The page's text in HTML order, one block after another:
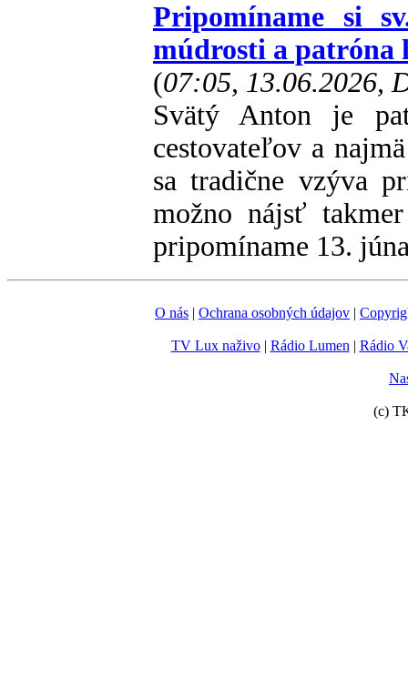
Pripomíname si
múdrosti a patróna
(07:05, 13.06.2026,
Svätý Anton je
cestovateľov a
sa tradične vzýva
možno nájsť
pripomíname 13.
O nás | Ochrana osobných údajov |
TV Lux naživo| Rádio Lumen | Rádio
(c)